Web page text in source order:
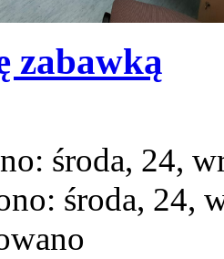
zabawką
środa, 24,
środa, 24,